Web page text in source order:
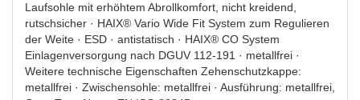
Laufsohle mit erhöhtem Abrollkomfort, nicht kreidend,
rutschsicher · HAIX® Vario Wide Fit System zum Regulieren
der Weite · ESD · antistatisch · HAIX® CO System
Einlagenversorgung nach DGUV 112-191 · metallfrei ·
Weitere technische Eigenschaften Zehenschutzkappe:
metallfrei · Zwischensohle: metallfrei · Ausführung: metallfrei,